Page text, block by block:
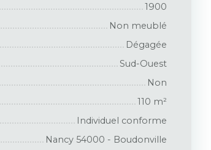
1900
Non meublé
Dégagée
Sud-Ouest
Non
110 m²
Individuel conforme
Nancy 54000 - Boudonville